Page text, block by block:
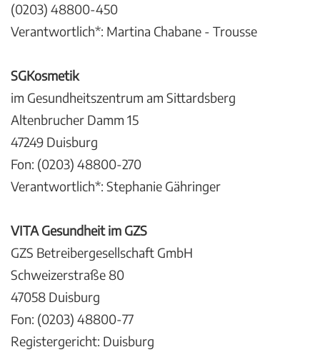
(0203) 48800-450
Verantwortlich*: Martina Chabane - Trousse
SGKosmetik
im Gesundheitszentrum am Sittardsberg
Altenbrucher Damm 15
47249 Duisburg
Fon: (0203) 48800-270
Verantwortlich*: Stephanie Gähringer
VITA Gesundheit im GZS
GZS Betreibergesellschaft GmbH
Schweizerstraße 80
47058 Duisburg
Fon: (0203) 48800-77
Registergericht: Duisburg